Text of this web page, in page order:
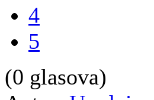
4
5
(0 glasova)